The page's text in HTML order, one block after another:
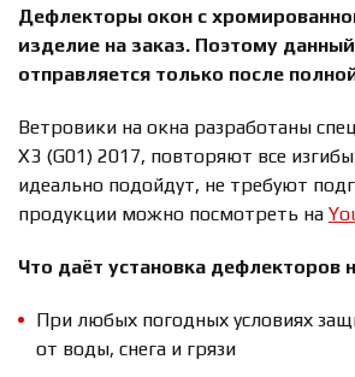
Дефлекторы окон с
изделие на заказ. Поэтому
отправляется только после
Ветровики на окна разработаны
X3 (G01) 2017, повторяют все
идеально подойдут, не требуют
продукции можно посмотреть на
Что даёт установка дефлекторов
При любых погодных условиях
от воды, снега и грязи